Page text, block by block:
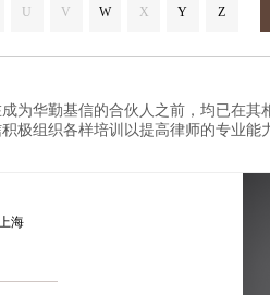
U V W X Y Z
华勤基信的合伙人之前，均已在其
极组织各样培训以提高律师的专业能
海